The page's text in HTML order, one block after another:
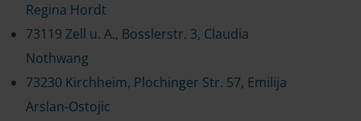
Regina Hordt
73119 Zell u. A., Bosslerstr. 3, Claudia
Nothwang
73230 Kirchheim, Plochinger Str. 57, Emilija
Arslan-Ostojic